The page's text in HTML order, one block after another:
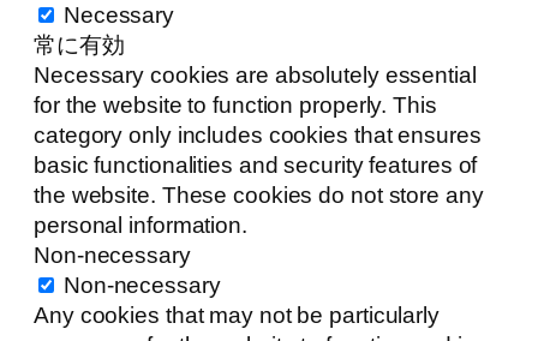
Necessary
常に有効
Necessary cookies are absolutely essential
for the website to function properly. This
category only includes cookies that ensures
basic functionalities and security features of
the website. These cookies do not store any
personal information.
Non-necessary
Non-necessary
Any cookies that may not be particularly